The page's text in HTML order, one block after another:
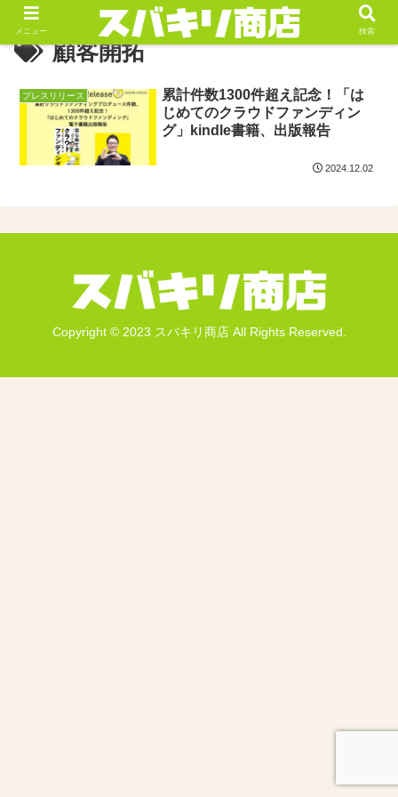
顧客開拓
プレスリリース
累計件数1300件超え記念！「は
じめてのクラウドファンディン
グ」kindle書籍、出版報告
2024.12.02
Copyright © 2023 スバキリ商店 All Rights Reserved.
メニュー 検索